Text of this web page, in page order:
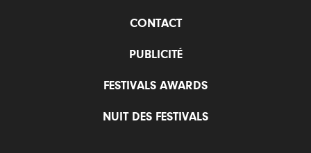
CONTACT
PUBLICITÉ
FESTIVALS AWARDS
NUIT DES FESTIVALS